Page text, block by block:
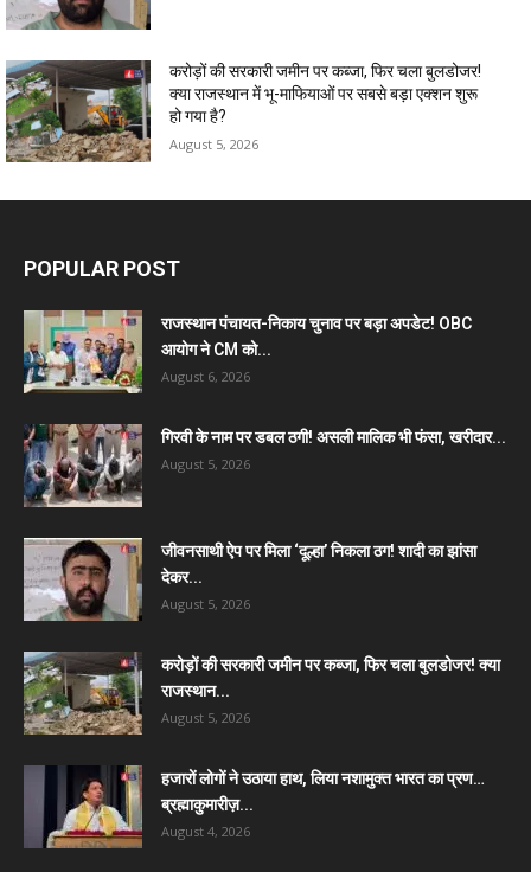
करोड़ों की सरकारी जमीन पर कब्जा, फिर चला बुलडोजर!
क्या राजस्थान में भू-माफियाओं पर सबसे बड़ा एक्शन शुरू
हो गया है?
August 5, 2026
POPULAR POST
राजस्थान पंचायत-निकाय चुनाव पर बड़ा अपडेट! OBC
आयोग ने CM को...
August 6, 2026
गिरवी के नाम पर डबल ठगी! असली मालिक भी फंसा, खरीदार...
August 5, 2026
जीवनसाथी ऐप पर मिला ‘दूल्हा’ निकला ठग! शादी का झांसा
देकर...
August 5, 2026
करोड़ों की सरकारी जमीन पर कब्जा, फिर चला बुलडोजर! क्या
राजस्थान...
August 5, 2026
हजारों लोगों ने उठाया हाथ, लिया नशामुक्त भारत का प्रण…
ब्रह्माकुमारीज़...
August 4, 2026